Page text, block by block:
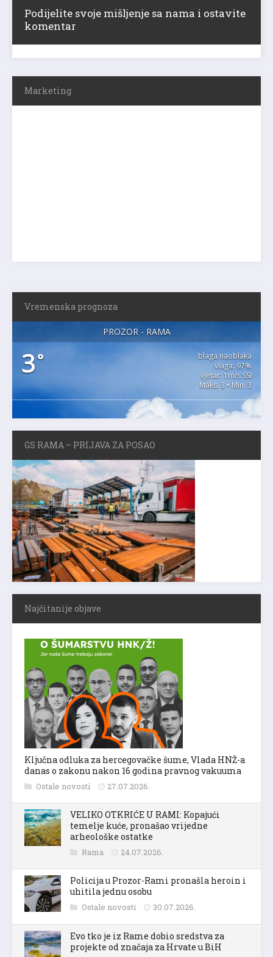
Podijelite svoje mišljenje sa nama i ostavite
komentar
Marketing
Vremenska prognoza
PROZOR - RAMA
3°
blaga naoblaka
vlaga: 97%
vjetar: 1m/s SSI
Maks. 3 • Min. 3
GS RAMA – PRIJAVA ZA POSAO
Najčitanije objave
Ključna odluka za hercegovačke šume, Vlada HNŽ-a
danas o zakonu nakon 16 godina pravnog vakuuma
Ostale novosti 27.07.2026.
VELIKO OTKRIĆE U RAMI: Kopajući
temelje kuće, pronašao vrijedne
arheološke ostatke
Rama 24.07.2026.
Policija u Prozor-Rami pronašla heroin i
uhitila jednu osobu
Ostale novosti 30.07.2026.
Evo tko je iz Rame dobio sredstva za
projekte od značaja za Hrvate u BiH